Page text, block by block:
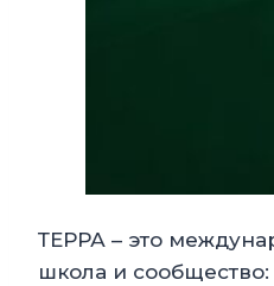
ТЕРРА – это
школа и сообщество: